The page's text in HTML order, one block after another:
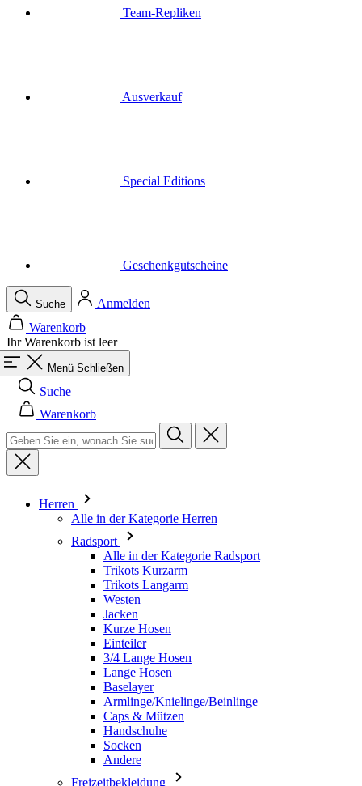
Ihr Warenkorb ist leer
Menü Schließen
Suche
Warenkorb
Herren
Alle in der Kategorie Herren
Trikots Langarm
Westen
Jacken
Kurze Hosen
Einteiler
3/4 Lange Hosen
Lange Hosen
Baselayer
Armlinge/Knielinge/Beinlinge
Caps & Mützen
Handschuhe
Socken
Andere
Freizeitbekleidung
Alle in der Kategorie Freizeitbekleidung
T-Shirts
Sweatshirt
Caps & Mützen